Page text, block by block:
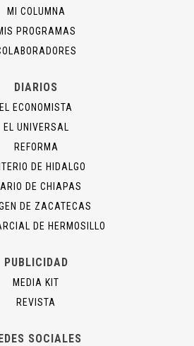
MI COLUMNA
PROGRAMAS
DIARIOS
EL ECONOMISTA
EL UNIVERSAL
REFORMA
DE HIDALGO
DE CHIAPAS
DE ZACATECAS
DE HERMOSILLO
PUBLICIDAD
MEDIA KIT
REVISTA
SOCIALES